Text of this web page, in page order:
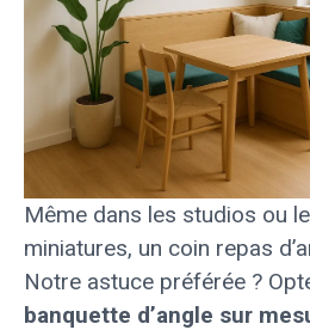
Même dans les studios ou
miniatures, un coin repas
Notre astuce préférée ?
banquette d’angle sur